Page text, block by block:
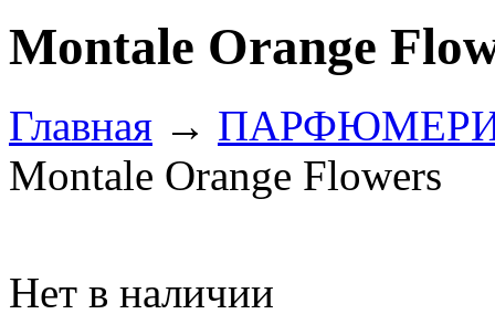
Montale Orange
Главная →
Montale Orange Flowers
Нет в наличии